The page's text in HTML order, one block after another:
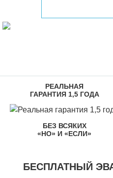
РЕАЛЬНАЯ
ГАРАНТИЯ 1,5 ГОДА
БЕЗ ВСЯКИХ
«НО» И «ЕСЛИ»
БЕСПЛАТНЫЙ